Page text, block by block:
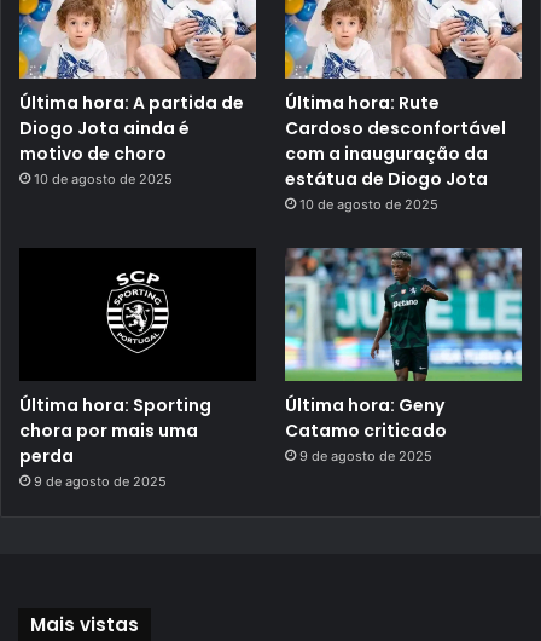
Última hora: A partida de
Diogo Jota ainda é
motivo de choro
10 de agosto de 2025
Última hora: Rute
Cardoso desconfortável
com a inauguração da
estátua de Diogo Jota
10 de agosto de 2025
Última hora: Sporting
chora por mais uma
perda
9 de agosto de 2025
Última hora: Geny
Catamo criticado
9 de agosto de 2025
Mais vistas